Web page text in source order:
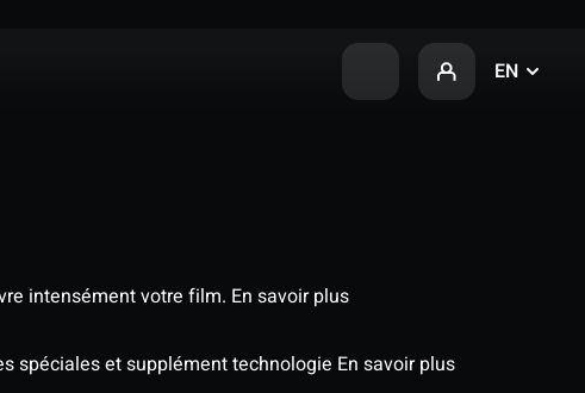
EN
intensément votre film. En savoir plus
spéciales et supplément technologie En savoir plus